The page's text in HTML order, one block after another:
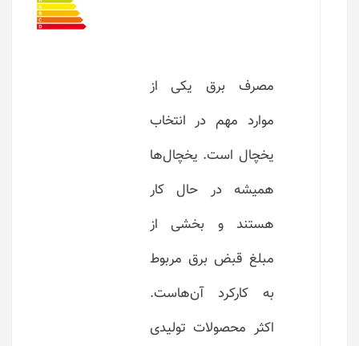
مصرف برق یکی از
موارد مهم در انتخاب
یخچال است. یخچال‌ها
همیشه در حال کار
هستند و بخشی از
مبلغ قبض برق مربوط
به کارکرد آن‌هاست.
اکثر محصولات تولیدی